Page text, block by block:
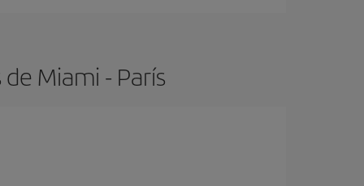
Miami - París